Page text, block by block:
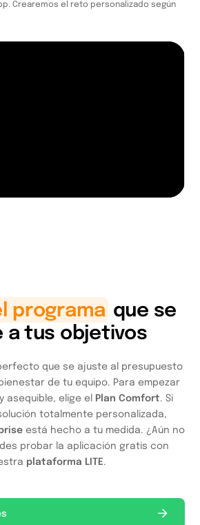
Crearemos el reto personalizado según
programa que se
a tus objetivos
que se ajuste al presupuesto
de tu equipo. Para empezar
asequible, elige el
Plan Comfort. Si
totalmente personalizada,
está hecho a tu medida. ¿Aún no
probar la aplicación gratis con
plataforma LITE.